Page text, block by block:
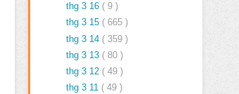
thg 3 16 ( 9 )
thg 3 15 ( 665 )
thg 3 14 ( 359 )
thg 3 13 ( 80 )
thg 3 12 ( 49 )
thg 3 11 ( 49 )